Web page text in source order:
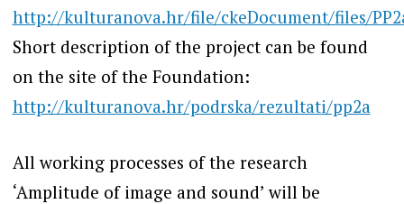
http://kulturanova.hr/file/ckeDocument/files/
Short description of the project can be found
on the site of the Foundation:
http://kulturanova.hr/podrska/rezultati/pp2a
All working processes of the research
‘Amplitude of image and sound’ will be